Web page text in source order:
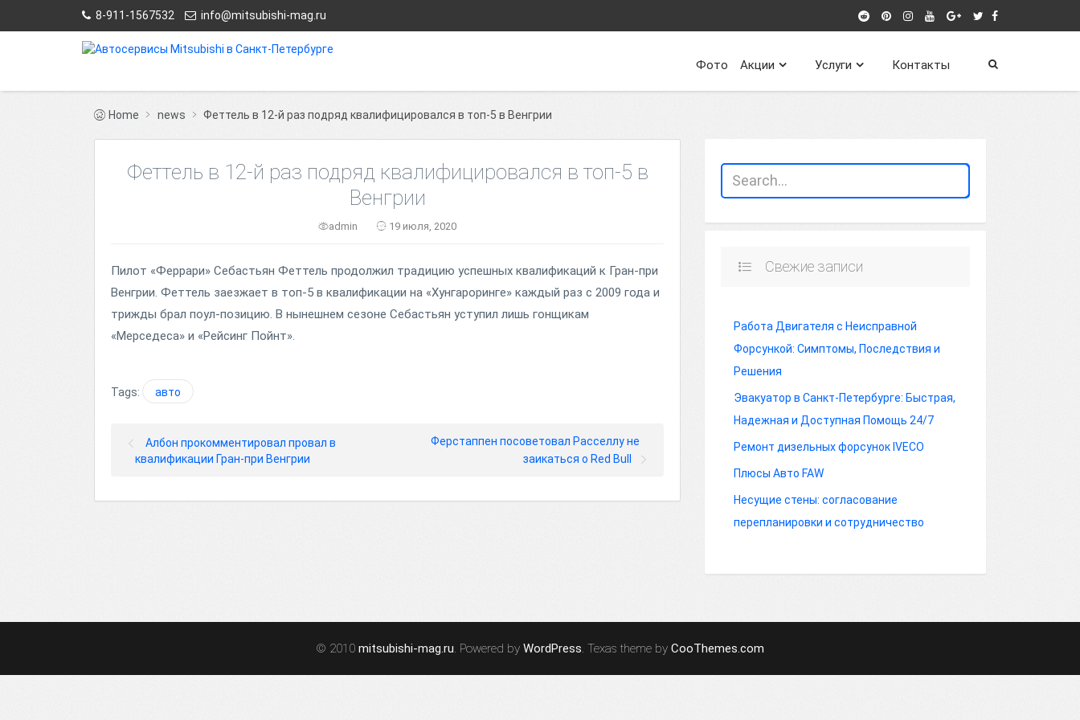
8-911-1567532 info@mitsubishi-mag.ru
Контакты
Услуги
Акции
Фото
Home news Феттель в 12-й раз подряд квалифицировался в топ-5 в Венгрии
Феттель в 12-й раз подряд квалифицировался в топ-5 в
Венгрии
admin 19 июля, 2020
Пилот «Феррари» Себастьян Феттель продолжил традицию успешных квалификаций к Гран-при
Венгрии. Феттель заезжает в топ-5 в квалификации на «Хунгароринге» каждый раз с 2009 года и
трижды брал поул-позицию. В нынешнем сезоне Себастьян уступил лишь гонщикам
«Мерседеса» и «Рейсинг Пойнт».
Tags: авто
Албон прокомментировал провал в
квалификации Гран-при Венгрии
Ферстаппен посоветовал Расселлу не
заикаться о Red Bull
Свежие записи
Работа Двигателя с Неисправной
Форсункой: Симптомы, Последствия и
Решения
Эвакуатор в Санкт-Петербурге: Быстрая,
Надежная и Доступная Помощь 24/7
Ремонт дизельных форсунок IVECO
Плюсы Авто FAW
Несущие стены: согласование
перепланировки и сотрудничество
© 2010 mitsubishi-mag.ru. Powered by WordPress. Texas theme by CooThemes.com